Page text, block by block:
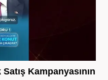
Kampanyasının